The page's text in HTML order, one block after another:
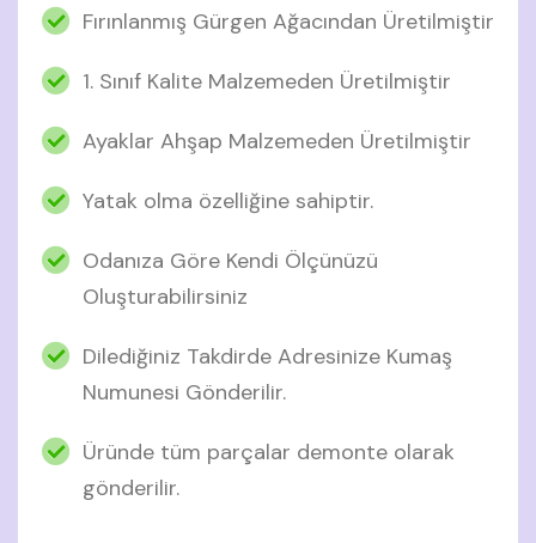
Fırınlanmış Gürgen Ağacından Üretilmiştir
1. Sınıf Kalite Malzemeden Üretilmiştir
Ayaklar Ahşap Malzemeden Üretilmiştir
Yatak olma özelliğine sahiptir.
Odanıza Göre Kendi Ölçünüzü
Oluşturabilirsiniz
Dilediğiniz Takdirde Adresinize Kumaş
Numunesi Gönderilir.
Üründe tüm parçalar demonte olarak
gönderilir.